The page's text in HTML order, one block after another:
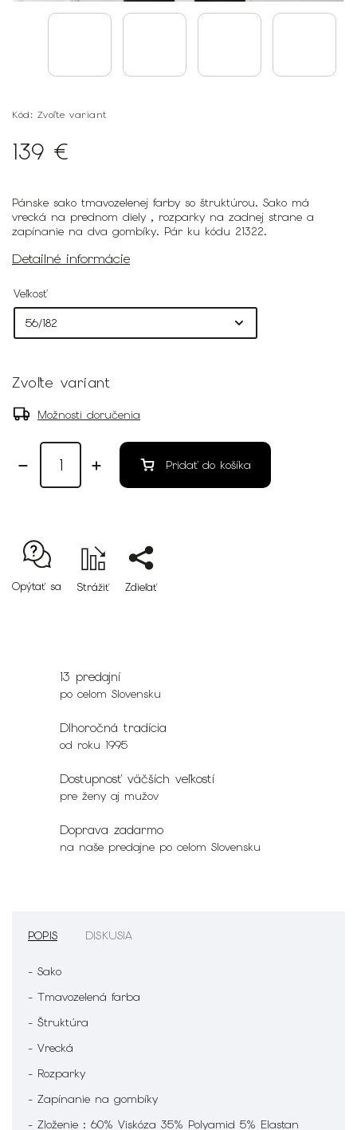
Kód: Zvoľte variant
139 €
Pánske sako tmavozelenej farby so štruktúrou. Sako má
vrecká na prednom diely , rozparky na zadnej strane a
zapínanie na dva gombíky. Pár ku kódu 21322.
Detailné informácie
Veľkosť
Zvoľte variant
Možnosti doručenia
Pridať do košíka
Opýtať sa Strážiť Zdieľať
13 predajní
po celom Slovensku
Dlhoročná tradícia
od roku 1995
Dostupnosť väčších veľkostí
pre ženy aj mužov
Doprava zadarmo
na naše predajne po celom Slovensku
POPIS DISKUSIA
- Sako
- Tmavozelená farba
- Štruktúra
- Vrecká
- Rozparky
- Zapínanie na gombíky
- Zloženie : 60% Viskóza 35% Polyamid 5% Elastan